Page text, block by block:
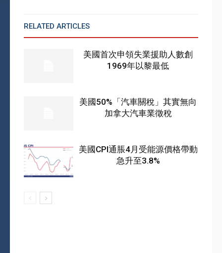
RELATED ARTICLES
美國首次申領失業援助人數創
1969年以黎最低
美國50%「汽車關稅」其實無向
加拿大汽車業徵稅
美國CPI通脹4月受能源價格帶動
急升至3.8%